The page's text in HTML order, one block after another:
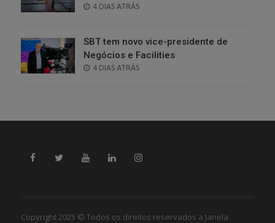
POSTED
4 DIAS ATRÁS
SBT tem novo vice-presidente de
Negócios e Facilities
POSTED
4 DIAS ATRÁS
Copyright 2025 © Todos os direitos reservados a Janela